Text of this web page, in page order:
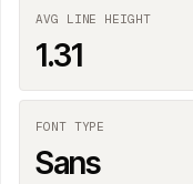
AVG LINE HEIGHT
1.31
FONT TYPE
Sans